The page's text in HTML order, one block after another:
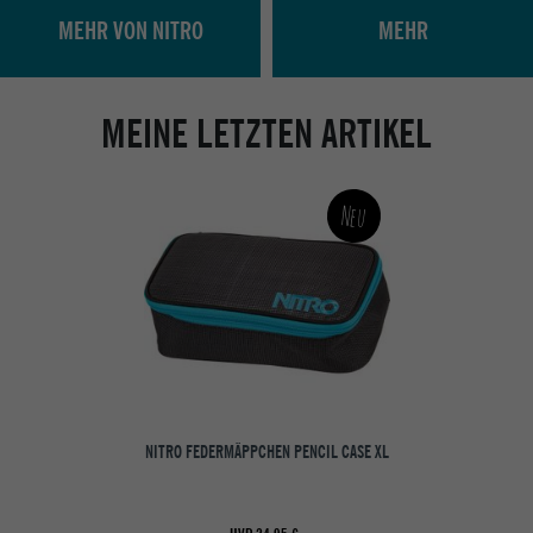
MEHR VON NITRO MEHR
MEINE LETZTEN ARTIKEL
Neu
NITRO FEDERMÄPPCHEN PENCIL CASE XL